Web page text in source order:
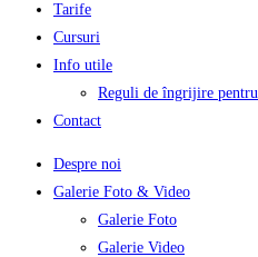
Tarife
Cursuri
Info utile
Reguli de îngrijire
Contact
Despre noi
Galerie Foto & Video
Galerie Foto
Galerie Video